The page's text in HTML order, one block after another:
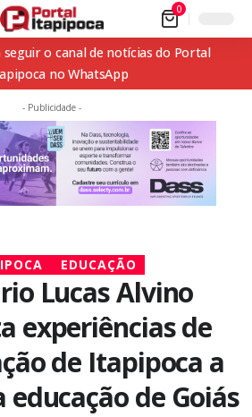
0
seguir o canal de notícias do Portal
no WhatsApp
- Publicidade -
EDUCAÇÃO
Lucas Alvino
experiências de
de Itapipoca a
educação de Goiás